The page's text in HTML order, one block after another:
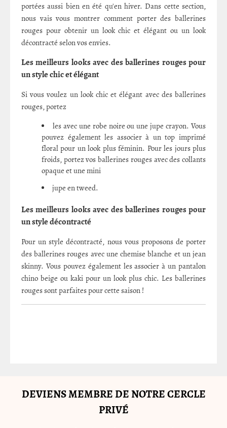
portées aussi bien en été qu'en hiver. Dans cette section,
nous vais vous montrer comment porter des ballerines
rouges pour obtenir un look chic et élégant ou un look
décontracté selon vos envies.
Les meilleurs looks avec des ballerines rouges pour
un style chic et élégant
Si vous voulez un look chic et élégant avec des ballerines
rouges, portez
les avec une robe noire ou une jupe crayon. Vous
pouvez également les associer à un top imprimé
floral pour un look plus féminin. Pour les jours plus
froids, portez vos ballerines rouges avec des collants
opaque et une mini
jupe en tweed.
Les meilleurs looks avec des ballerines rouges pour
un style décontracté
Pour un style décontracté, nous vous proposons de porter
des ballerines rouges avec une chemise blanche et un jean
skinny. Vous pouvez également les associer à un pantalon
chino beige ou kaki pour un look plus chic. Les ballerines
rouges sont parfaites pour cette saison !
DEVIENS MEMBRE DE NOTRE CERCLE
PRIVÉ